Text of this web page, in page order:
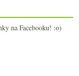
na Facebooku! :o)